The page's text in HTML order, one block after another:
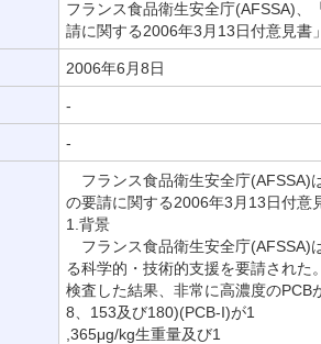
フランス食品衛生安全庁(AFSSA)、
請に関する2006年3月13日付意見書」
2006年6月8日
-
-
フランス食品衛生安全庁(AFSSA)
の要請に関する2006年3月13日付意
1.背景
フランス食品衛生安全庁(AFSSA)
る科学的・技術的支援を要請され
検査した結果、非常に高濃度の
8、153及び180)(PCB-I)が1
,365μg/kg生重量及び1